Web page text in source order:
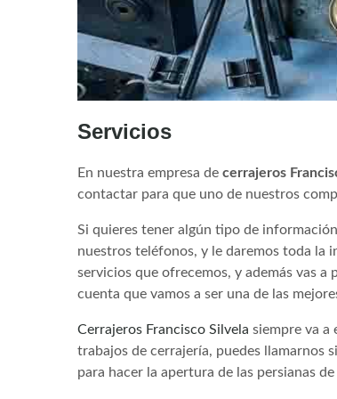
Servicios
En nuestra empresa de cerrajeros
contactar para que uno de nuestros
Si quieres tener algún tipo de
nuestros teléfonos, y le daremos toda la
servicios que ofrecemos, y además vas
cuenta que vamos a ser una de las
Cerrajeros Francisco Silvela siempre va a
trabajos de cerrajería, puedes llamarnos
para hacer la apertura de las persianas